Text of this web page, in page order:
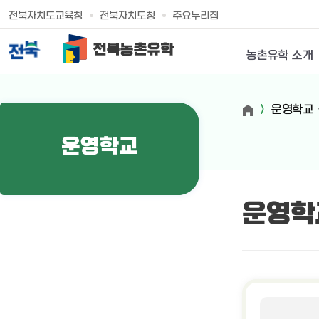
전북자치도교육청 전북자치도청 주요누리집
농촌유학 소개
운영학교
운영학교
운영